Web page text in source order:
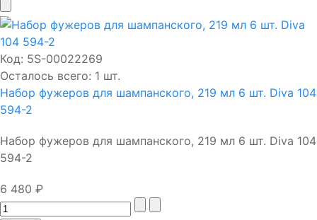
Код: 5S-00022269
Осталось всего: 1 шт.
Набор фужеров для шампанского, 219 мл 6 шт. Diva 104
594-2
Набор фужеров для шампанского, 219 мл 6 шт. Diva 104
594-2
6 480 ₽